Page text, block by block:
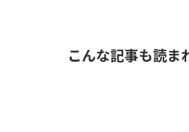
こんな記事も読ま